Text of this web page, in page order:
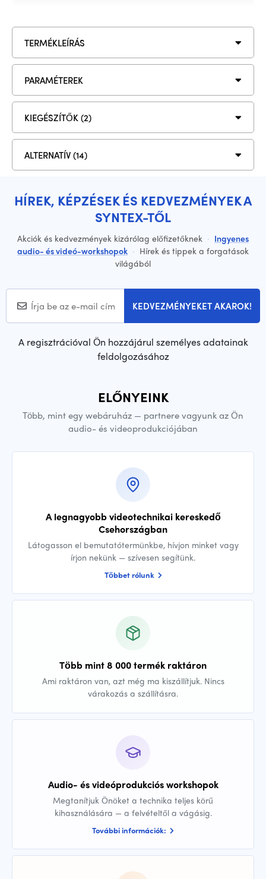
TERMÉKLEÍRÁS
PARAMÉTEREK
KIEGÉSZÍTŐK (2)
ALTERNATÍV (14)
HÍREK, KÉPZÉSEK ÉS KEDVEZMÉNYEK A
SYNTEX-TŐL
Akciók és kedvezmények kizárólag előfizetőknek · Ingyenes
audio- és videó-workshopok · Hírek és tippek a forgatások
világából
KEDVEZMÉNYEKET AKAROK!
A regisztrációval Ön hozzájárul személyes adatainak
feldolgozásához
ELŐNYEINK
Több, mint egy webáruház — partnere vagyunk az Ön
audio- és videoprodukciójában
A legnagyobb videotechnikai kereskedő
Csehországban
Látogasson el bemutatótermünkbe, hívjon minket vagy
írjon nekünk — szívesen segítünk.
Többet rólunk
Több mint 8 000 termék raktáron
Ami raktáron van, azt még ma kiszállítjuk. Nincs
várakozás a szállításra.
Audio- és videóprodukciós workshopok
Megtanítjuk Önöket a technika teljes körű
kihasználására — a felvételtől a vágásig.
További információk: